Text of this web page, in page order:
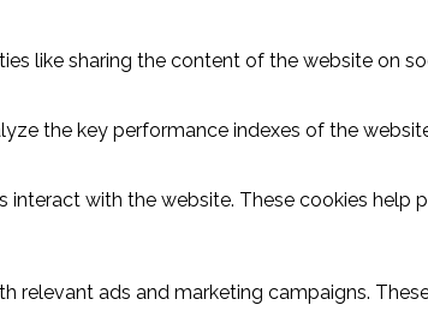
like sharing the content of the website on
the key performance indexes of the
with the website. These cookies
relevant ads and marketing campaigns.